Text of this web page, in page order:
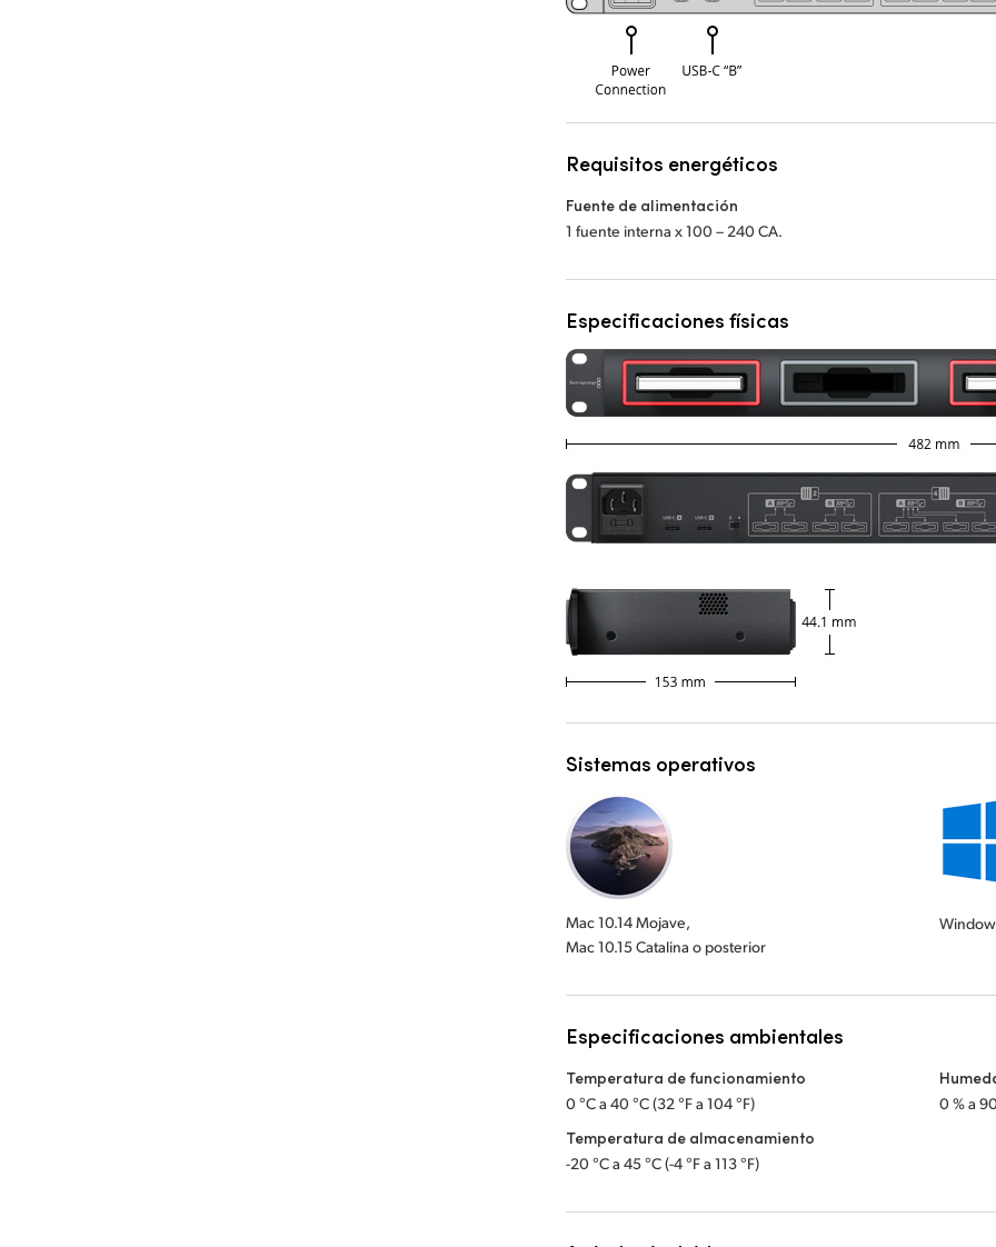
Requisitos energéticos
Fuente de alimentación
1 fuente interna x 100 – 240 CA.
Especificaciones físicas
Sistemas operativos
Mac 10.14 Mojave,
Mac 10.15 Catalina o posterior
Especificaciones ambientales
Temperatura de funcionamiento
0 °C a 40 °C (32 °F a 104 °F)
Temperatura de almacenamiento
-20 °C a 45 °C (-4 °F a 113 °F)
0 % a